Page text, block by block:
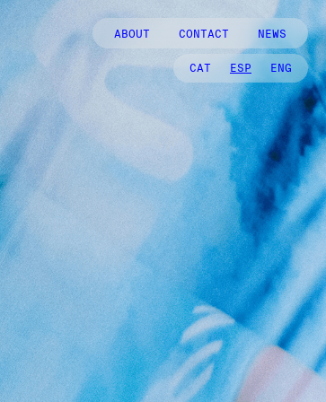
ABOUT CONTACT NEWS
CAT ESP ENG